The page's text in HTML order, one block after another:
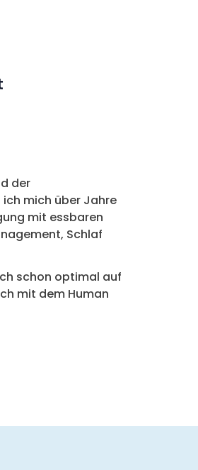
der
mich über Jahre
mit essbaren
Schlaf
schon optimal auf
mit dem Human